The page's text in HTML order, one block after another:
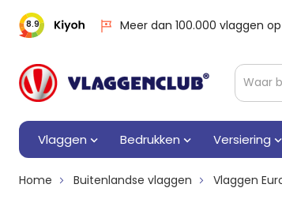
8.9 Meer dan 100.000 vlaggen
Vlaggen Bedrukken Versiering
Home Buitenlandse vlaggen Vlaggen